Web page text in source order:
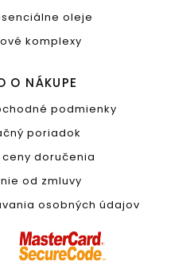
oleje
komplexy
O NÁKUPE
podmienky
poriadok
doručenia
od zmluvy
osobných údajov